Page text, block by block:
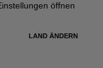
öffnen
LAND ÄNDERN